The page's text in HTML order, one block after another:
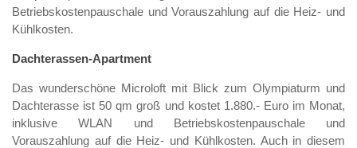
Foto: (c) Lara Freiburger
Betriebskostenpauschale und Vorauszahlung auf die Heiz- und
Kühlkosten.
Dachterassen-Apartment
Das wunderschöne Microloft mit Blick zum Olympiaturm und
Dachterasse ist 50 qm groß und kostet 1.880.- Euro im Monat,
inklusive WLAN und Betriebskostenpauschale und
Vorauszahlung auf die Heiz- und Kühlkosten. Auch in diesem